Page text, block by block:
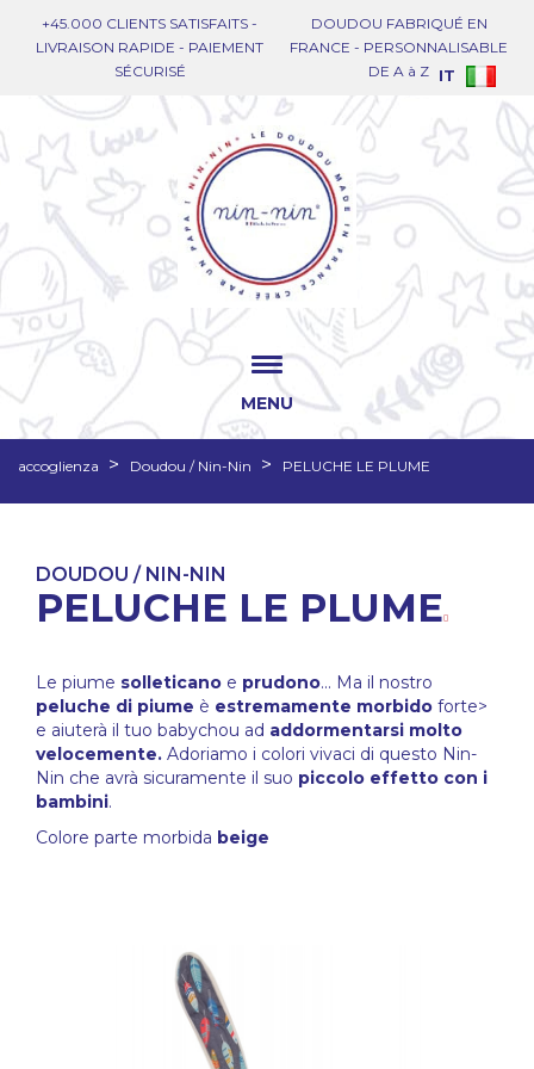
+45.000 CLIENTS SATISFAITS -
LIVRAISON RAPIDE - PAIEMENT
SÉCURISÉ
DOUDOU FABRIQUÉ EN
FRANCE - PERSONNALISABLE
DE A à Z IT
MENU
accoglienza Doudou / Nin-Nin PELUCHE LE PLUME
DOUDOU / NIN-NIN
PELUCHE LE PLUME
Le piume solleticano e prudono... Ma il nostro
peluche di piume è estremamente morbido forte>
e aiuterà il tuo babychou ad addormentarsi molto
velocemente. Adoriamo i colori vivaci di questo Nin-
Nin che avrà sicuramente il suo piccolo effetto con i
bambini.
Colore parte morbida beige